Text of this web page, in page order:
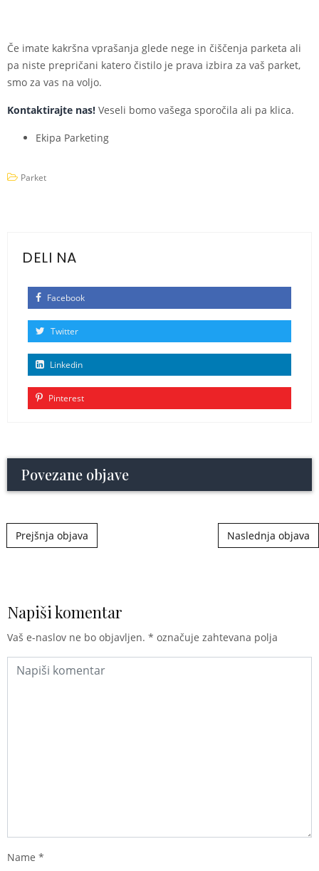
Če imate kakršna vprašanja glede nege in čiščenja parketa ali
pa niste prepričani katero čistilo je prava izbira za vaš parket,
smo za vas na voljo.
Kontaktirajte nas! Veseli bomo vašega sporočila ali pa klica.
Ekipa Parketing
Parket
DELI NA
Facebook
Twitter
Linkedin
Pinterest
Povezane objave
Post navigation
Prejšnja objava Naslednja objava
Napiši komentar
Vaš e-naslov ne bo objavljen. * označuje zahtevana polja
Name *